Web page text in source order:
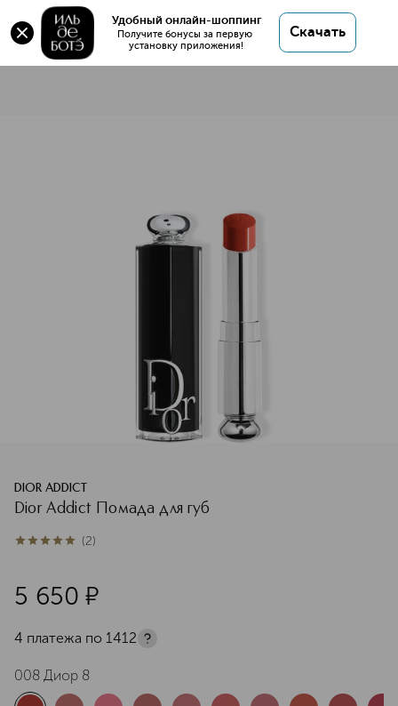
Удобный онлайн-шоппинг
Получите бонусы за первую
установку приложения!
Скачать
DIOR ADDICT
Dior Addict Помада для губ
5из 52 (2)
5 650 ¤
4 платежа по 1412
008 Диор 8